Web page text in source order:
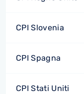
CPI Slovenia
CPI Spagna
CPI Stati Uniti